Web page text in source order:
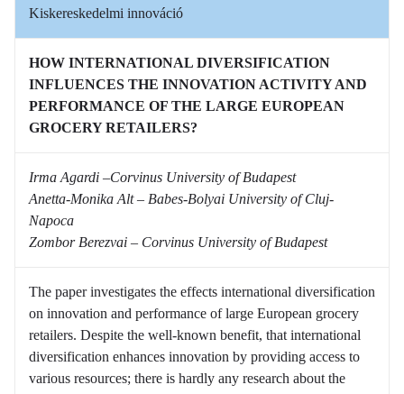
Kiskereskedelmi innováció
HOW INTERNATIONAL DIVERSIFICATION
INFLUENCES THE INNOVATION ACTIVITY AND
PERFORMANCE OF THE LARGE EUROPEAN
GROCERY RETAILERS?
Irma Agardi –Corvinus University of Budapest
Anetta-Monika Alt – Babes-Bolyai University of Cluj-
Napoca
Zombor Berezvai – Corvinus University of Budapest
The paper investigates the effects international diversification
on innovation and performance of large European grocery
retailers. Despite the well-known benefit, that international
diversification enhances innovation by providing access to
various resources; there is hardly any research about the